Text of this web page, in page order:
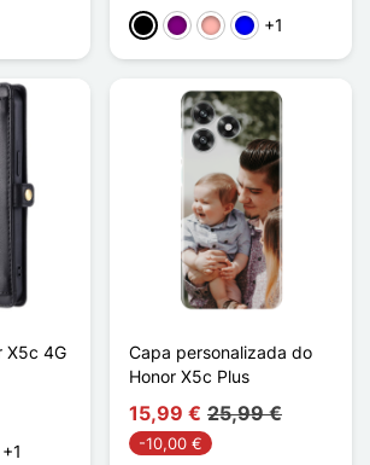
PretoPúrpuraOuro rosa
Azul+1
X5c 4G
Vin
+1
Capa personalizada do
Honor X5c Plus
15,99 € 25,99 €
-10,00 €